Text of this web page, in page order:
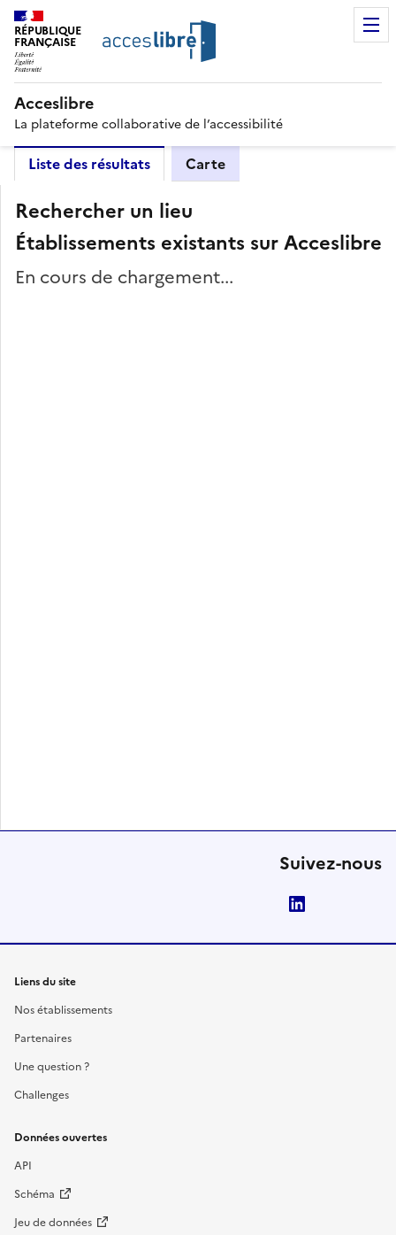
RÉPUBLIQUE
FRANÇAISE
Acceslibre
La plateforme collaborative de l’accessibilité
Liste des résultats Carte
Rechercher un lieu
Établissements existants sur Acceslibre
En cours de chargement...
Suivez-nous
Liens du site
Nos établissements
Partenaires
Une question ?
Challenges
Données ouvertes
API
Schéma
Jeu de données